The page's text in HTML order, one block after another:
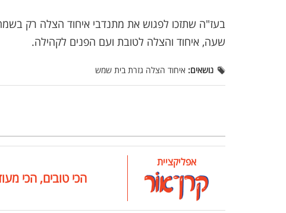
בעז"ה שתזכו לפגוש את מתנדבי איחוד הצלה רק
שעה, איחוד והצלה לטובת ועם הפנים לקהילה.
נושאים: איחוד הצלה גזרת בית שמש
אפליקציית
הכי טובים, הכי